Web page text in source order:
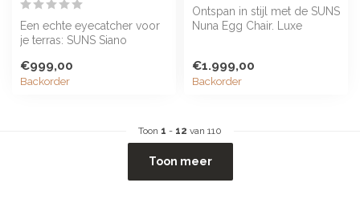
Een echte eyecatcher voor
je terras: SUNS Siano
met alum...
€999,00
Backorder
Ontspan in stijl met de SUNS
Nuna Egg Chair. Luxe
€1.999,00
Backorder
Toon 1 - 12 van 110
Toon meer